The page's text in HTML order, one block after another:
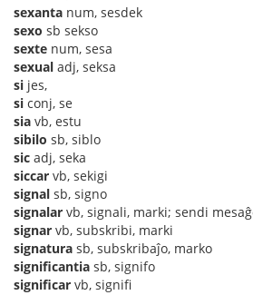
sexanta num, sesdek
sexo sb sekso
sexte num, sesa
sexual adj, seksa
si jes,
si conj, se
sia vb, estu
sibilo sb, siblo
sic adj, seka
siccar vb, sekigi
signal sb, signo
signalar vb, signali, marki; sendi
signar vb, subskribi, marki
signatura sb, subskribaĵo, marko
significantia sb, signifo
significar vb, signifi